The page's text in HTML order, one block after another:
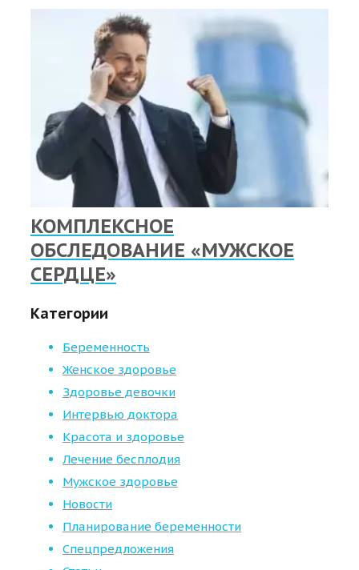
КОМПЛЕКСНОЕ
ОБСЛЕДОВАНИЕ «МУЖСКОЕ
СЕРДЦЕ»
Категории
Беременность
Женское здоровье
Здоровье девочки
Интервью доктора
Красота и здоровье
Лечение бесплодия
Мужское здоровье
Новости
Планирование беременности
Спецпредложения